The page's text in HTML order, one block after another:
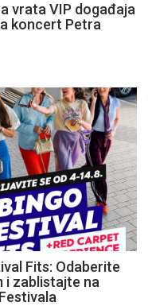
vrata VIP događaja
koncert Petra
Fits: Odaberite
i zablistajte na